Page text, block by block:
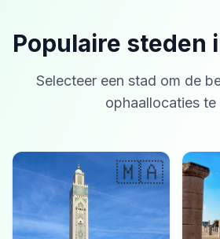
Populaire steden
Selecteer een stad om de
ophaallocaties te
🇲🇦